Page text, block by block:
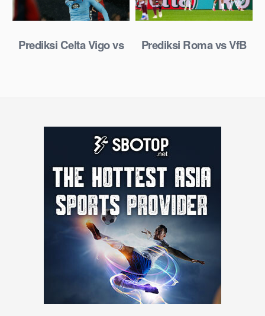
Prediksi Celta Vigo vs
Prediksi Roma vs VfB